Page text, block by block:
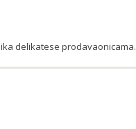
delikatese prodavaonicama.